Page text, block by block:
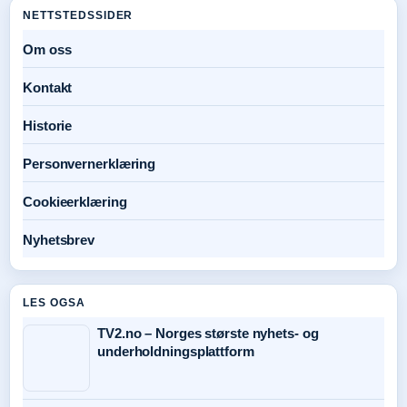
NETTSTEDSSIDER
Om oss
Kontakt
Historie
Personvernerklæring
Cookieerklæring
Nyhetsbrev
LES OGSA
TV2.no – Norges største nyhets- og
underholdningsplattform